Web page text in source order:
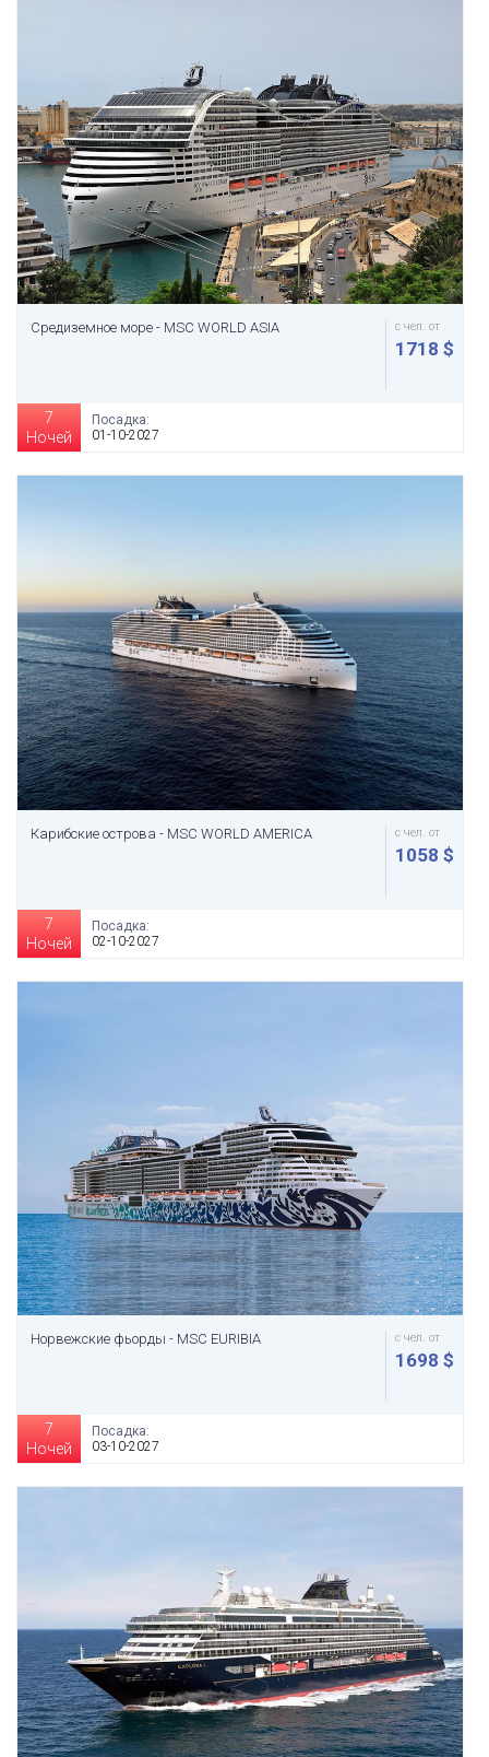
Средиземное море - MSC WORLD ASIA с чел. от
1718 $
7
Ночей
Посадка:
01-10-2027
Карибские острова - MSC WORLD AMERICA с чел. от
1058 $
7
Ночей
Посадка:
02-10-2027
Норвежские фьорды - MSC EURIBIA с чел. от
1698 $
7
Ночей
Посадка:
03-10-2027